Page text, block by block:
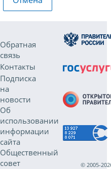
Обратная
связь
Контакты
Подписка
на
новости
Об
использовании
информации
сайта
Общественный
совет
© 2005-